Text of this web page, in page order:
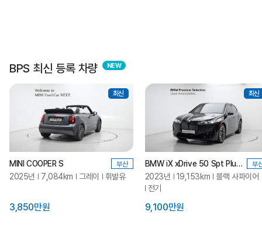
BPS 최신 등록 차량
최신
MINI COOPER S 부산
2025년 7,084km 그레이 휘발유
3,850만원
최신
BMW iX xDrive 50 Spt Plus_P0-1 부
2023년 19,153km 블랙 사파이어
전기
9,100만원